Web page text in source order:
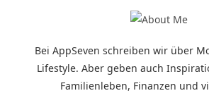
Bei AppSeven schreiben wir über
Lifestyle. Aber geben auch
Familienleben, Finanzen und